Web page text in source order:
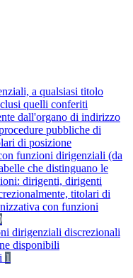
a qualsiasi titolo
quelli conferiti
dall'organo di indirizzo
pubbliche di
di posizione
funzioni dirigenziali (da
che distinguano le
dirigenti, dirigenti
titolari di
con funzioni
dirigenziali discrezionali
disponibili
1